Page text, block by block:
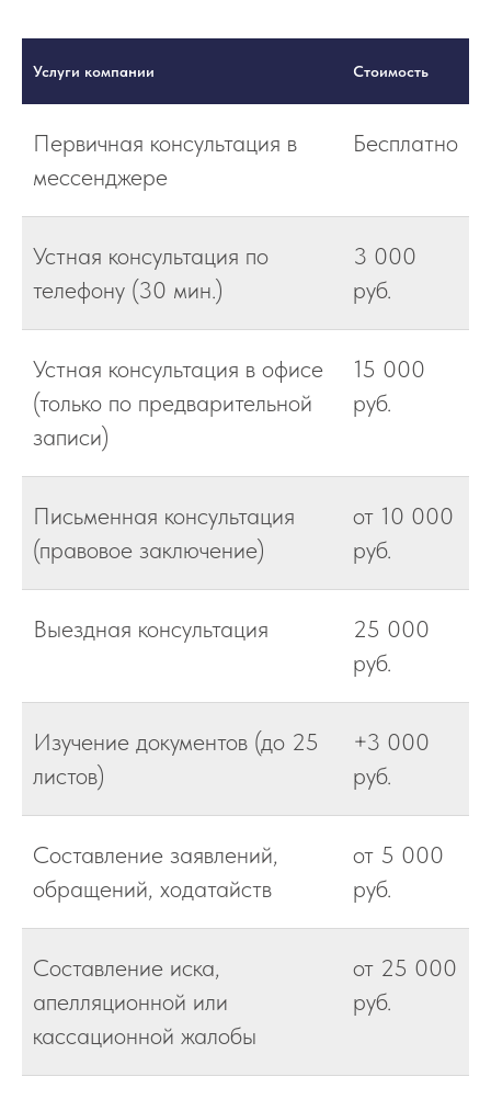
Услуги компании Стоимость
Первичная консультация в
мессенджере
Бесплатно
Устная консультация по
телефону (30 мин.)
3 000
руб.
Устная консультация в офисе
(только по предварительной
записи)
15 000
руб.
Письменная консультация
(правовое заключение)
от 10 000
руб.
Выездная консультация
25 000
руб.
Изучение документов (до 25
листов)
+3 000
руб.
Составление заявлений,
обращений, ходатайств
от 5 000
руб.
Составление иска,
апелляционной или
кассационной жалобы
от 25 000
руб.